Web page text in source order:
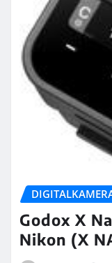
Godox X
Nikon (X